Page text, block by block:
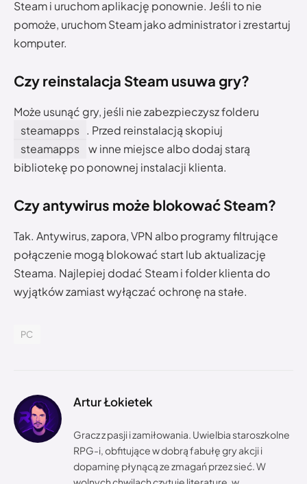
Steam i uruchom aplikację ponownie. Jeśli to nie
pomoże, uruchom Steam jako administrator i zrestartuj
komputer.
Czy reinstalacja Steam usuwa gry?
Może usunąć gry, jeśli nie zabezpieczysz folderu
steamapps . Przed reinstalacją skopiuj
steamapps
w inne miejsce albo dodaj starą
bibliotekę po ponownej instalacji klienta.
Czy antywirus może blokować Steam?
Tak. Antywirus, zapora, VPN albo programy filtrujące
połączenie mogą blokować start lub aktualizację
Steama. Najlepiej dodać Steam i folder klienta do
wyjątków zamiast wyłączać ochronę na stałe.
PC
Artur Łokietek
Gracz z pasji i zamiłowania. Uwielbia staroszkolne
RPG-i, obfitujące w dobrą fabułę gry akcji i
dopaminę płynącą ze zmagań przez sieć. W